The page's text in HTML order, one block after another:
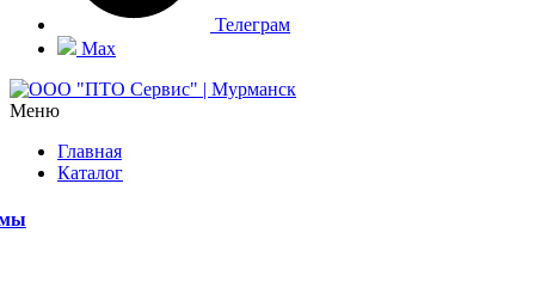
Телеграм
Max
Меню
Главная
Каталог